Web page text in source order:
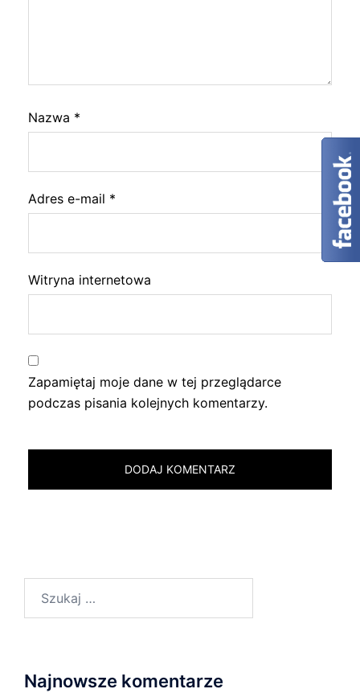
Nazwa *
Adres e-mail *
Witryna internetowa
Zapamiętaj moje dane w tej przeglądarce
podczas pisania kolejnych komentarzy.
Najnowsze komentarze